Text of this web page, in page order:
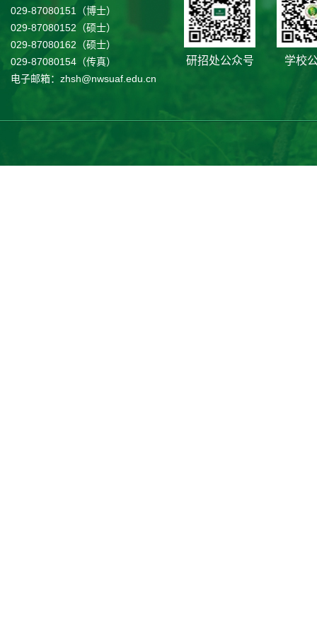
029-87080151（博士）
029-87080152（硕士）
029-87080162（硕士）
029-87080154（传真）
电子邮箱：zhsh@nwsuaf.edu.cn
研招处公众号 学校